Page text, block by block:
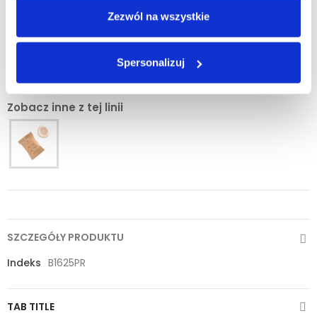
Zezwól na wszystkie
Spersonalizuj
Minimalna ilość zamówienia tego produktu jest 336.
Zobacz inne z tej linii
SZCZEGÓŁY PRODUKTU
Indeks B1625PR
TAB TITLE